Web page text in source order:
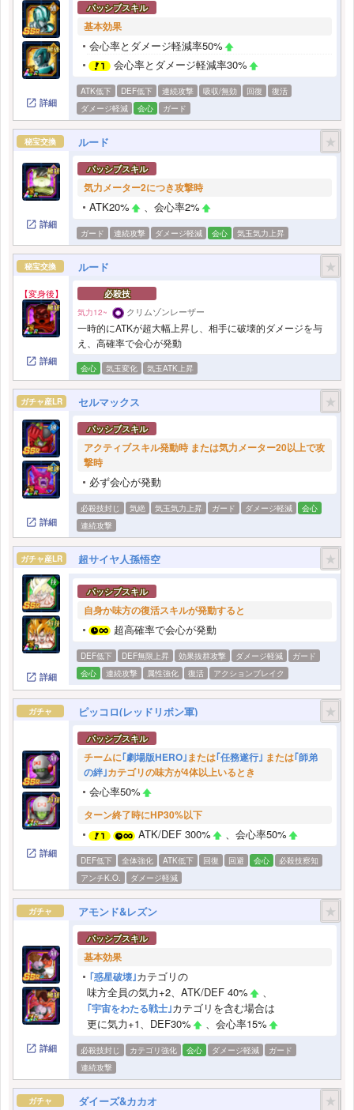
詳細
パッシブスキル
基本効果
会心率とダメージ軽減率50%
会心率とダメージ軽減率30%
ATK低下 DEF低下 連続攻撃 吸収/無効 回復
復活
ダメージ軽減
会心 ガード
秘宝交換 ★
ルード
詳細
パッシブスキル
気力メーター2につき攻撃時
ATK20% 、会心率2%
ガード 連続攻撃 ダメージ軽減 会心 気玉気力上昇
秘宝交換 ★
ルード
【変身後】
詳細
必殺技
気力12~ クリムゾンレーザー
一時的にATKが超大幅上昇し、相手に破壊的ダメージを与
え、高確率で会心が発動
会心 気玉変化 気玉ATK上昇
ガチャ産LR ★
セルマックス
詳細
パッシブスキル
アクティブスキル発動時 または気力メーター20以上で攻
撃時
必ず会心が発動
必殺技封じ 気絶 気玉気力上昇 ガード ダメージ軽減
会心
連続攻撃
ガチャ産LR ★
超サイヤ人孫悟空
詳細
パッシブスキル
自身か味方の復活スキルが発動すると
超高確率で会心が発動
DEF低下 DEF無限上昇 効果抜群攻撃 ダメージ軽減
ガード
会心
連続攻撃 属性強化 復活 アクションブレイク
ガチャ ★
ピッコロ(レッドリボン軍)
詳細
パッシブスキル
チームに｢劇場版HERO｣または｢任務遂行｣ または｢師弟
の絆｣カテゴリの味方が4体以上いるとき
会心率50%
ターン終了時にHP30%以下
ATK/DEF 300% 、会心率50%
DEF低下 全体強化 ATK低下 回復 回避 会心
必殺技察知
アンチK.O.
ダメージ軽減
ガチャ ★
アモンド&レズン
詳細
パッシブスキル
基本効果
｢惑星破壊｣カテゴリの
味方全員の気力+2、ATK/DEF 40%
、
｢宇宙をわたる戦士｣カテゴリを含む場合は
更に気力+1、DEF30%
、会心率15%
必殺技封じ カテゴリ強化 会心 ダメージ軽減
ガード
連続攻撃
ガチャ ★
ダイーズ&カカオ